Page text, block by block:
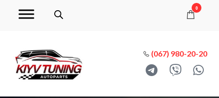
0
(067) 980-20-20